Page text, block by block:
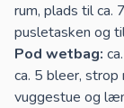
rum, plads til ca.
pusletasken og
Pod wetbag:
ca. 5 bleer,
vuggestue og